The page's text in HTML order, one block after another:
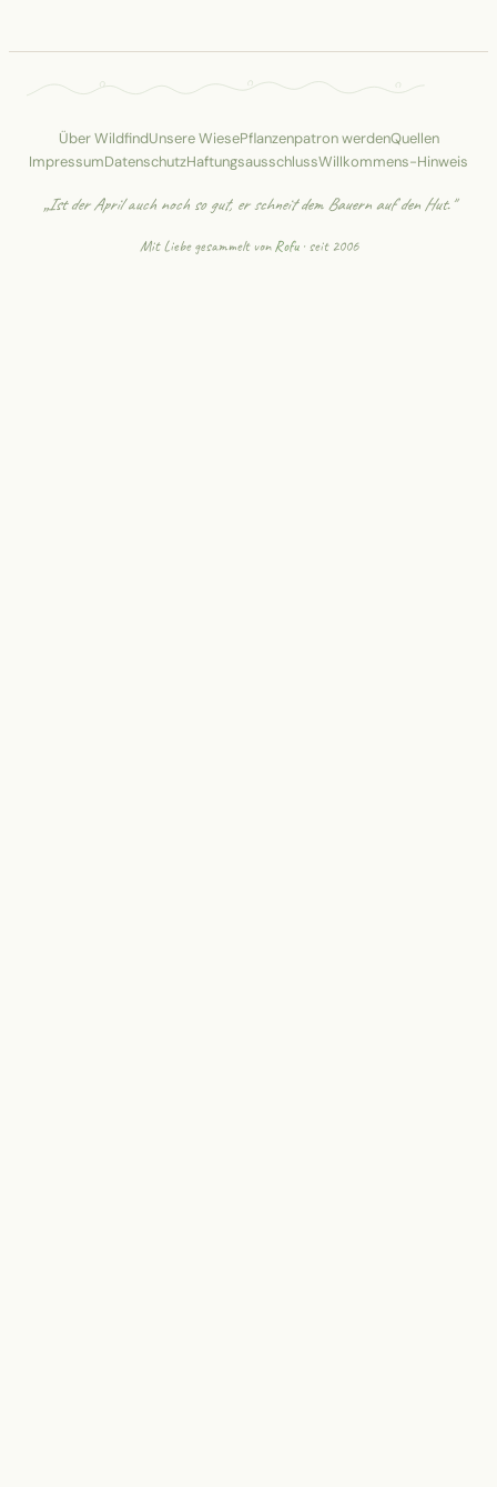
Über WildfindUnsere WiesePflanzenpatron werdenQuellen
ImpressumDatenschutzHaftungsausschlussWillkommens-Hinweis
„Ist der April auch noch so gut, er schneit dem Bauern auf den Hut."
Mit Liebe gesammelt vonRofu· seit 2006